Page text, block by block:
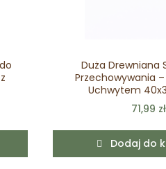
Duża Drewniana
Przechowywania
Uchwytem
71,99 zł
Dodaj do